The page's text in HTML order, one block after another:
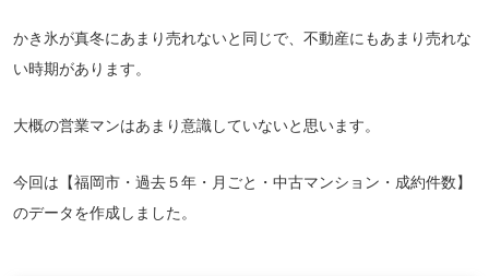
かき氷が真冬にあまり売れないと同じで、不動産にもあまり売れな
い時期があります。
大概の営業マンはあまり意識していないと思います。
今回は【福岡市・過去５年・月ごと・中古マンション・成約件数】
のデータを作成しました。